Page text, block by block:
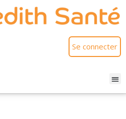
Se connecter